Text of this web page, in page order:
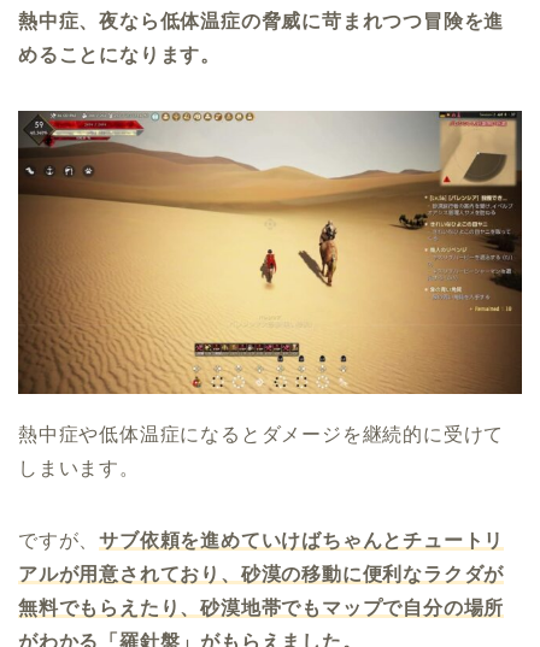
熱中症、夜なら低体温症の脅威に苛まれつつ冒険を進
めることになります。
熱中症や低体温症になるとダメージを継続的に受けて
しまいます。
ですが、サブ依頼を進めていけばちゃんとチュートリ
アルが用意されており、砂漠の移動に便利なラクダが
無料でもらえたり、砂漠地帯でもマップで自分の場所
がわかる「羅針盤」がもらえました。